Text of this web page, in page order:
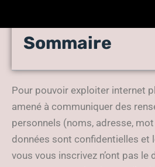
phishing !
Sommaire
Pour pouvoir exploiter internet
amené à communiquer des
personnels (noms, adresse,
données sont confidentielles et
vous vous inscrivez n’ont pas